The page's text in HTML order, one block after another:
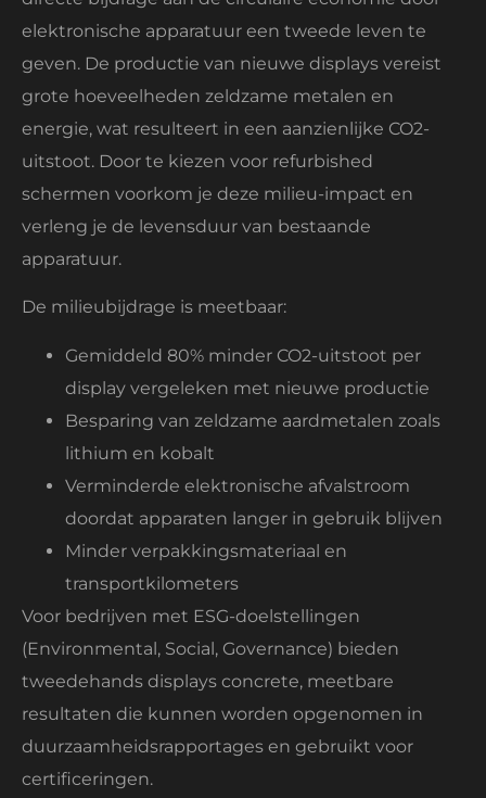
elektronische apparatuur een tweede leven te
geven. De productie van nieuwe displays vereist
grote hoeveelheden zeldzame metalen en
energie, wat resulteert in een aanzienlijke CO2-
uitstoot. Door te kiezen voor refurbished
schermen voorkom je deze milieu-impact en
verleng je de levensduur van bestaande
apparatuur.
De milieubijdrage is meetbaar:
Gemiddeld 80% minder CO2-uitstoot per
display vergeleken met nieuwe productie
Besparing van zeldzame aardmetalen zoals
lithium en kobalt
Verminderde elektronische afvalstroom
doordat apparaten langer in gebruik blijven
Minder verpakkingsmateriaal en
transportkilometers
Voor bedrijven met ESG-doelstellingen
(Environmental, Social, Governance) bieden
tweedehands displays concrete, meetbare
resultaten die kunnen worden opgenomen in
duurzaamheidsrapportages en gebruikt voor
certificeringen.